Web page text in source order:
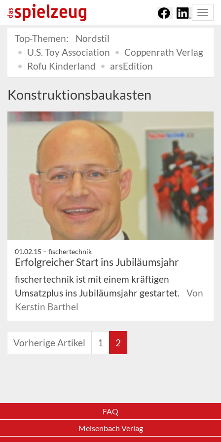
Top-Themen:
Nordstil
U.S. Toy Association
Coppenrath Verlag
Rofu Kinderland
arsEdition
Konstruktionsbaukasten
01.02.15 – fischertechnik
Erfolgreicher Start ins Jubiläumsjahr
fischertechnik ist mit einem kräftigen
Umsatzplus ins Jubiläumsjahr gestartet.
Von
Kerstin Barthel
Vorherige Artikel 1 2
FAQ
Meisenbach Verlag